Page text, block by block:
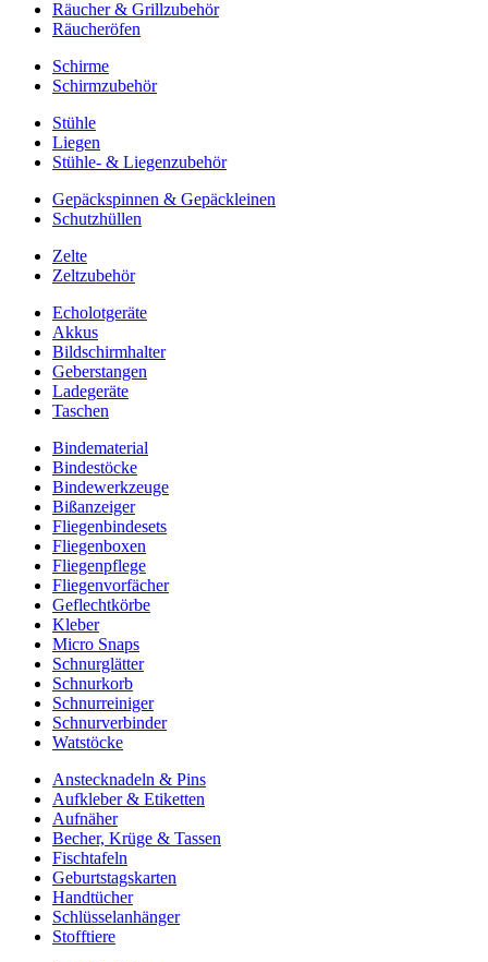
Räucher & Grillzubehör
Räucheröfen
Schirme
Schirmzubehör
Stühle
Liegen
Stühle- & Liegenzubehör
Gepäckspinnen & Gepäckleinen
Schutzhüllen
Zelte
Zeltzubehör
Echolotgeräte
Akkus
Bildschirmhalter
Geberstangen
Ladegeräte
Taschen
Bindematerial
Bindestöcke
Bindewerkzeuge
Bißanzeiger
Fliegenbindesets
Fliegenboxen
Fliegenpflege
Fliegenvorfächer
Geflechtkörbe
Kleber
Micro Snaps
Schnurglätter
Schnurkorb
Schnurreiniger
Schnurverbinder
Watstöcke
Anstecknadeln & Pins
Aufkleber & Etiketten
Aufnäher
Becher, Krüge & Tassen
Fischtafeln
Geburtstagskarten
Handtücher
Schlüsselanhänger
Stofftiere